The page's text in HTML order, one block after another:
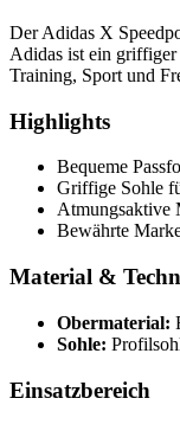
Der Adidas X
Adidas ist ein
Training, Sport und
Highlights
Bequeme
Griffige Sohle
Atmungsaktive
Bewährte
Material &
Obermaterial:
Sohle:
Einsatzbereich